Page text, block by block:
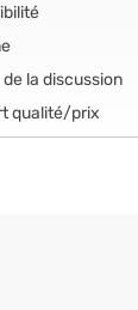
de la discussion
qualité/prix